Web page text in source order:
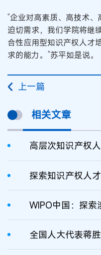
“企业对高素质、高技术
迫切需求，我们学院将继
合性应用型知识产权人才
求的能力。”苏平如是说。
上一篇
相关文章